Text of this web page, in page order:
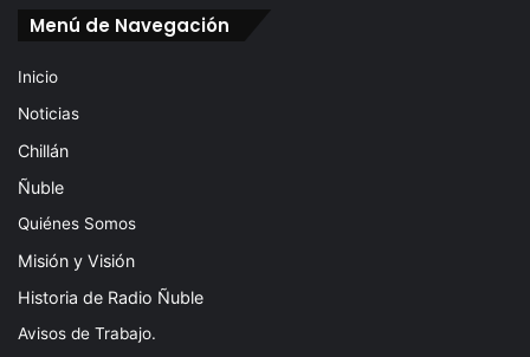
Menú de Navegación
Inicio
Noticias
Chillán
Ñuble
Quiénes Somos
Misión y Visión
Historia de Radio Ñuble
Avisos de Trabajo.